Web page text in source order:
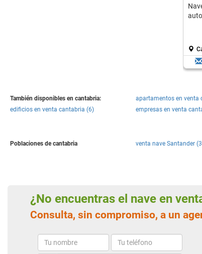
También disponibles en cantabria: apartamentos en venta
edificios en venta cantabria (6)
empresas en venta
Poblaciones de cantabria venta nave Santander
¿No encuentras el nave en
Consulta, sin compromiso, a un